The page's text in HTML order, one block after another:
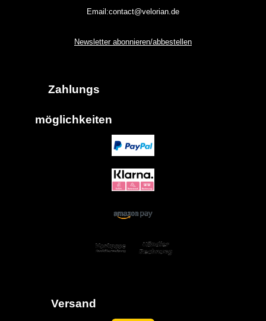
Email:contact@velorian.de
Newsletter abonnieren/abbestellen
Zahlungs
möglich keiten
Versand